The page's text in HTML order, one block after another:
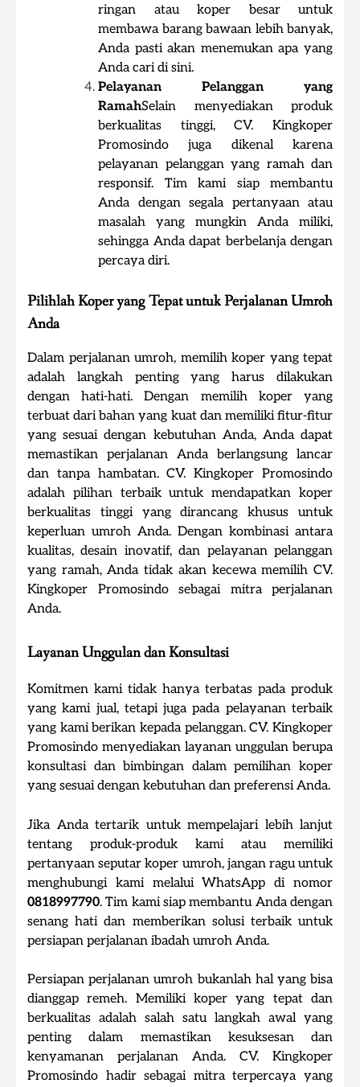
ringan atau koper besar untuk
membawa barang bawaan lebih banyak,
Anda pasti akan menemukan apa yang
Anda cari di sini.
Pelayanan Pelanggan yang
RamahSelain menyediakan produk
berkualitas tinggi, CV. Kingkoper
Promosindo juga dikenal karena
pelayanan pelanggan yang ramah dan
responsif. Tim kami siap membantu
Anda dengan segala pertanyaan atau
masalah yang mungkin Anda miliki,
sehingga Anda dapat berbelanja dengan
percaya diri.
Pilihlah Koper yang Tepat untuk Perjalanan Umroh
Anda
Dalam perjalanan umroh, memilih koper yang tepat
adalah langkah penting yang harus dilakukan
dengan hati-hati. Dengan memilih koper yang
terbuat dari bahan yang kuat dan memiliki fitur-fitur
yang sesuai dengan kebutuhan Anda, Anda dapat
memastikan perjalanan Anda berlangsung lancar
dan tanpa hambatan. CV. Kingkoper Promosindo
adalah pilihan terbaik untuk mendapatkan koper
berkualitas tinggi yang dirancang khusus untuk
keperluan umroh Anda. Dengan kombinasi antara
kualitas, desain inovatif, dan pelayanan pelanggan
yang ramah, Anda tidak akan kecewa memilih CV.
Kingkoper Promosindo sebagai mitra perjalanan
Anda.
Layanan Unggulan dan Konsultasi
Komitmen kami tidak hanya terbatas pada produk
yang kami jual, tetapi juga pada pelayanan terbaik
yang kami berikan kepada pelanggan. CV. Kingkoper
Promosindo menyediakan layanan unggulan berupa
konsultasi dan bimbingan dalam pemilihan koper
yang sesuai dengan kebutuhan dan preferensi Anda.
Jika Anda tertarik untuk mempelajari lebih lanjut
tentang produk-produk kami atau memiliki
pertanyaan seputar koper umroh, jangan ragu untuk
menghubungi kami melalui WhatsApp di nomor
0818997790. Tim kami siap membantu Anda dengan
senang hati dan memberikan solusi terbaik untuk
persiapan perjalanan ibadah umroh Anda.
Persiapan perjalanan umroh bukanlah hal yang bisa
dianggap remeh. Memiliki koper yang tepat dan
berkualitas adalah salah satu langkah awal yang
penting dalam memastikan kesuksesan dan
kenyamanan perjalanan Anda. CV. Kingkoper
Promosindo hadir sebagai mitra terpercaya yang